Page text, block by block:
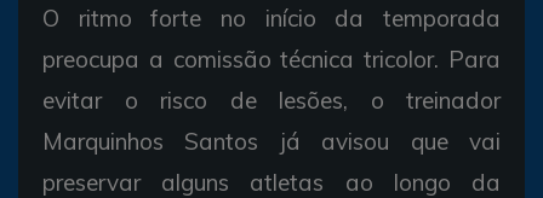
O ritmo forte no início da temporada
preocupa a comissão técnica tricolor. Para
evitar o risco de lesões, o treinador
Marquinhos Santos já avisou que vai
preservar alguns atletas ao longo da